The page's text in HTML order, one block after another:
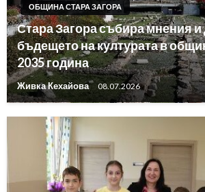
ОБЩИНА СТАРА ЗАГОРА
Стара Загора събира мнения и
бъдещето на културата в
2035 година
Живка Кехайова 08.07.2026